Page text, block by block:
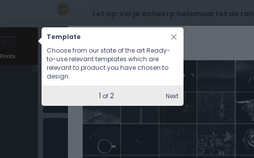
Prints
CHOOSE OPTIONS
Template
Choose from our state of the art Ready-
to-use relevant templates which are
relevant to product you have chosen to
design.
1 of2 Next